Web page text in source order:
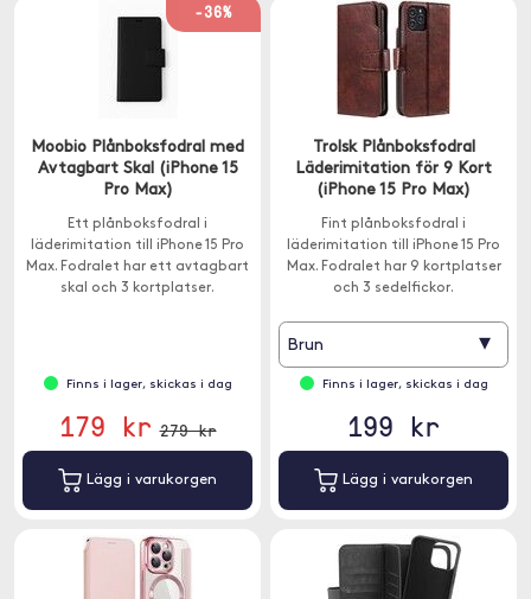
-36%
Moobio Plånboksfodral med
Avtagbart Skal (iPhone 15
Pro Max)
Ett plånboksfodral i
läderimitation till iPhone 15 Pro
Max. Fodralet har ett avtagbart
skal och 3 kortplatser.
Finns i lager, skickas i dag
179 kr 279 kr
Lägg i varukorgen
Trolsk Plånboksfodral
Läderimitation för 9 Kort
(iPhone 15 Pro Max)
Fint plånboksfodral i
läderimitation till iPhone 15 Pro
Max. Fodralet har 9 kortplatser
och 3 sedelfickor.
Brun ▾
Finns i lager, skickas i dag
199 kr
Lägg i varukorgen